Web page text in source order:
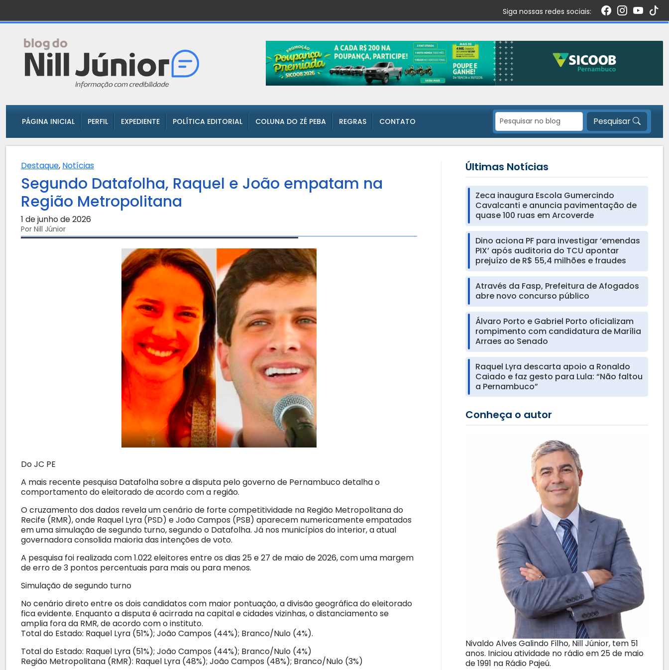
Siga nossas redes sociais:
PÁGINA INICIAL PERFIL EXPEDIENTE POLÍTICA EDITORIAL COLUNA DO ZÉ PEBA REGRAS CONTATO Pesquisar
Destaque, Notícias
Segundo Datafolha, Raquel e João empatam na
Região Metropolitana
1 de junho de 2026
Por Nill Júnior
Do JC PE
A mais recente pesquisa Datafolha sobre a disputa pelo governo de Pernambuco detalha o
comportamento do eleitorado de acordo com a região.
O cruzamento dos dados revela um cenário de forte competitividade na Região Metropolitana do
Recife (RMR), onde Raquel Lyra (PSD) e João Campos (PSB) aparecem numericamente empatados
em uma simulação de segundo turno, segundo o Datafolha. Já nos municípios do interior, a atual
governadora consolida maioria das intenções de voto.
A pesquisa foi realizada com 1.022 eleitores entre os dias 25 e 27 de maio de 2026, com uma margem
de erro de 3 pontos percentuais para mais ou para menos.
Simulação de segundo turno
No cenário direto entre os dois candidatos com maior pontuação, a divisão geográfica do eleitorado
fica evidente. Enquanto a disputa é acirrada na capital e cidades vizinhas, o distanciamento se
amplia fora da RMR, de acordo com o instituto.
Total do Estado: Raquel Lyra (51%); João Campos (44%); Branco/Nulo (4%).
Total do Estado: Raquel Lyra (51%); João Campos (44%); Branco/Nulo (4%)
Região Metropolitana (RMR): Raquel Lyra (48%); João Campos (48%); Branco/Nulo (3%)
Últimas Notícias
Zeca inaugura Escola Gumercindo
Cavalcanti e anuncia pavimentação de
quase 100 ruas em Arcoverde
Dino aciona PF para investigar ‘emendas
PIX’ após auditoria do TCU apontar
prejuízo de R$ 55,4 milhões e fraudes
Através da Fasp, Prefeitura de Afogados
abre novo concurso público
Álvaro Porto e Gabriel Porto oficializam
rompimento com candidatura de Marília
Arraes ao Senado
Raquel Lyra descarta apoio a Ronaldo
Caiado e faz gesto para Lula: “Não faltou
a Pernambuco”
Conheça o autor
Nivaldo Alves Galindo Filho, Nill Júnior, tem 51
anos. Iniciou atividade no rádio em 25 de maio
de 1991 na Rádio Pajeú.